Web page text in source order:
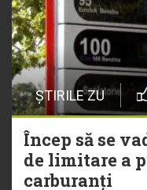
ȘTIRILE ZU
Încep să se
de limitare a
carburanți